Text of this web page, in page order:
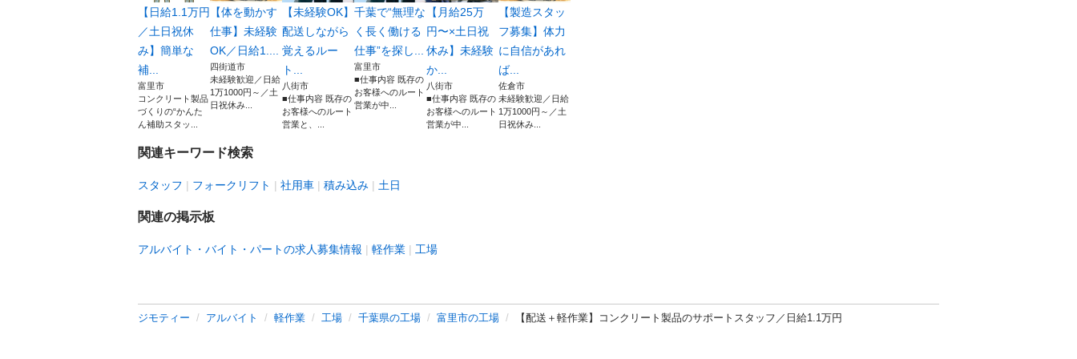
【日給1.1万円
／土日祝休
み】簡単な
補...
富里市
コンクリート製品
づくりの“かんた
ん補助スタッ...
【体を動かす
仕事】未経験
OK／日給1....
四街道市
未経験歓迎／日給
1万1000円～／土
日祝休み...
【未経験OK】
配送しながら
覚えるルー
ト...
八街市
■仕事内容 既存の
お客様へのルート
営業と、...
千葉で“無理な
く長く働ける
仕事”を探し...
富里市
■仕事内容 既存の
お客様へのルート
営業が中...
【月給25万
円〜×土日祝
休み】未経験
か...
八街市
■仕事内容 既存の
お客様へのルート
営業が中...
【製造スタッ
フ募集】体力
に自信があれ
ば...
佐倉市
未経験歓迎／日給
1万1000円～／土
日祝休み...
関連キーワード検索
スタッフ フォークリフト 社用車 積み込み 土日
関連の掲示板
アルバイト・バイト・パートの求人募集情報 軽作業 工場
ジモティー アルバイト 軽作業 工場 千葉県の工場 富里市の工場 【配送＋軽作業】コンクリート製品のサポートスタッフ／日給1.1万円